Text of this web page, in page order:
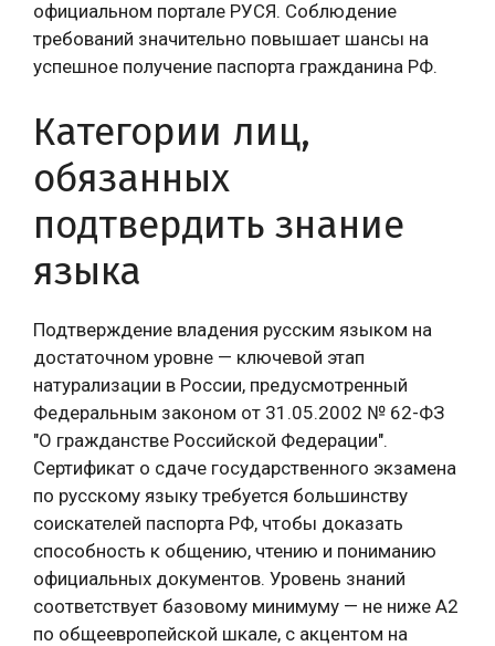
официальном портале РУСЯ. Соблюдение
требований значительно повышает шансы на
успешное получение паспорта гражданина РФ.
Категории лиц,
обязанных
подтвердить знание
языка
Подтверждение владения русским языком на
достаточном уровне — ключевой этап
натурализации в России, предусмотренный
Федеральным законом от 31.05.2002 № 62-ФЗ
"О гражданстве Российской Федерации".
Сертификат о сдаче государственного экзамена
по русскому языку требуется большинству
соискателей паспорта РФ, чтобы доказать
способность к общению, чтению и пониманию
официальных документов. Уровень знаний
соответствует базовому минимуму — не ниже A2
по общеевропейской шкале, с акцентом на